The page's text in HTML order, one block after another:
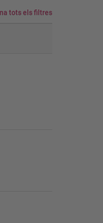
tots els filtres